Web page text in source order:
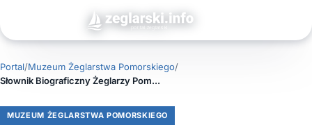
Portal/Muzeum Żeglarstwa Pomorskiego/
Słownik Biograficzny Żeglarzy Pomorskich – Bolesław K. Kowalski
MUZEUM ŻEGLARSTWA POMORSKIEGO